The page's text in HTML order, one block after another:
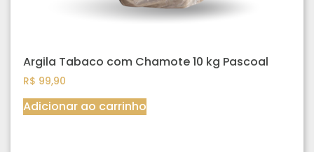
Argila Tabaco com Chamote 10 kg Pascoal
R$ 99,90
Adicionar ao carrinho